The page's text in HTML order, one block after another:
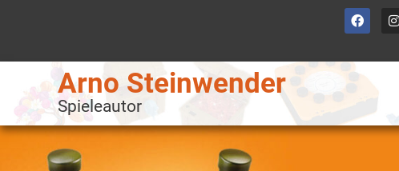
Arno Steinwender
Spieleautor